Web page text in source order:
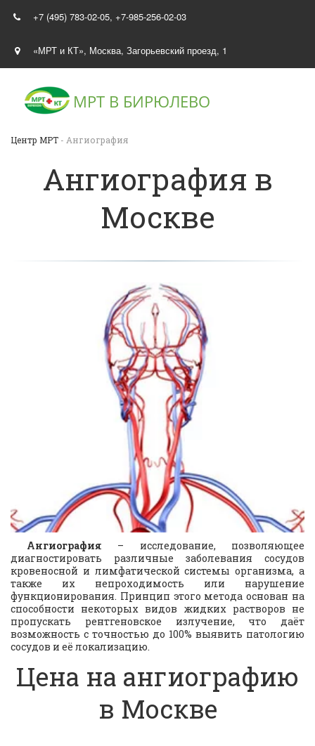
+7 (495) 783-02-05, +7-985-256-02-03
«МРТ и КТ», Москва, Загорьевский проезд, 1
МРТ В БИРЮЛЕВО
Центр МРТ - Ангиография
Ангиография в
Москве
Ангиография – исследование, позволяющее
диагностировать различные заболевания сосудов
кровеносной и лимфатической системы организма, а
также их непроходимость или нарушение
функционирования. Принцип этого метода основан на
способности некоторых видов жидких растворов не
пропускать рентгеновское излучение, что даёт
возможность с точностью до 100% выявить патологию
сосудов и её локализацию.
Цена на ангиографию
в Москве